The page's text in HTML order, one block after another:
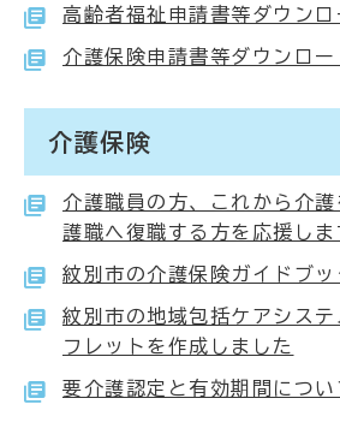
高齢者福祉申請書等ダウンロ
介護保険申請書等ダウンロー
介護保険
介護職員の方、これから介
護職へ復職する方を応援しま
紋別市の介護保険ガイドブッ
紋別市の地域包括ケアシス
フレットを作成しました
要介護認定と有効期間につい